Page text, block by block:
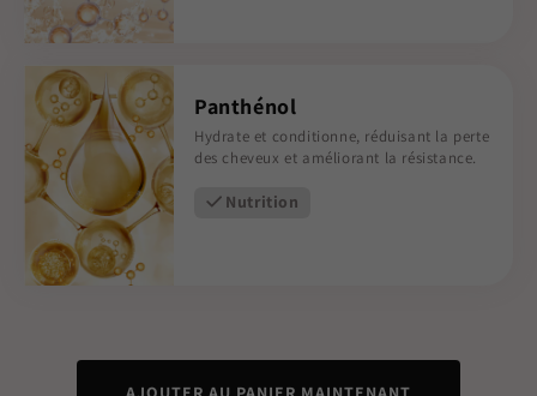
Panthénol
Hydrate et conditionne, réduisant la perte
des cheveux et améliorant la résistance.
Nutrition